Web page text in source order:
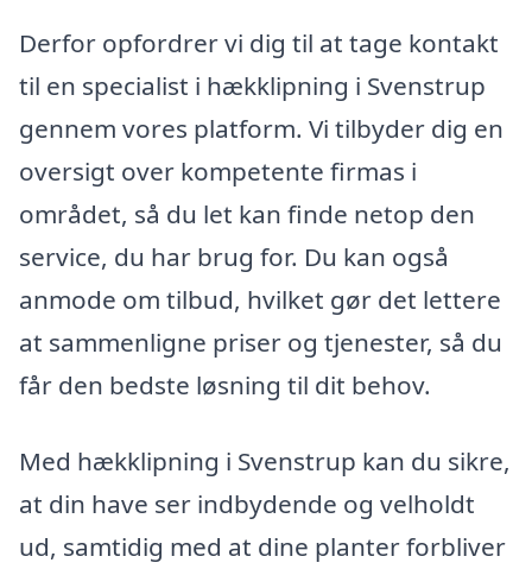
Derfor opfordrer vi dig til at tage kontakt
til en specialist i hækklipning i Svenstrup
gennem vores platform. Vi tilbyder dig en
oversigt over kompetente firmas i
området, så du let kan finde netop den
service, du har brug for. Du kan også
anmode om tilbud, hvilket gør det lettere
at sammenligne priser og tjenester, så du
får den bedste løsning til dit behov.
Med hækklipning i Svenstrup kan du sikre,
at din have ser indbydende og velholdt
ud, samtidig med at dine planter forbliver